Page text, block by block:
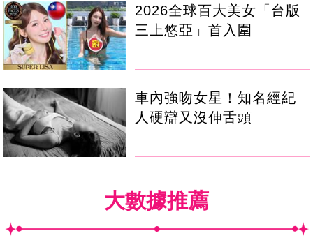
2026全球百大美女「台版
三上悠亞」首入圍
車內強吻女星！知名經紀
人硬辯又沒伸舌頭
大數據推薦